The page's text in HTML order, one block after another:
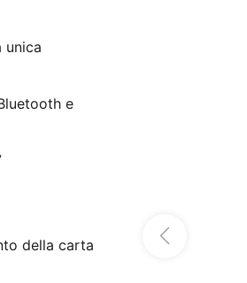
unica
e
della carta